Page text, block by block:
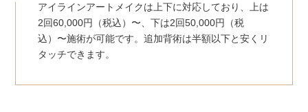
アイラインアートメイクは上下に対応しており、上は
2回60,000円（税込）〜、下は2回50,000円（税
込）〜施術が可能です。追加背術は半額以下と安くリ
タッチできます。